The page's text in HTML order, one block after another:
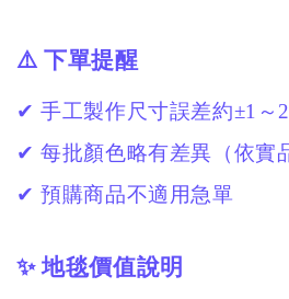
⚠️ 下單提醒
✔ 手工製作尺寸誤差約±1～
✔ 每批顏色略有差異（依實
✔ 預購商品不適用急單
✨ 地毯價值說明